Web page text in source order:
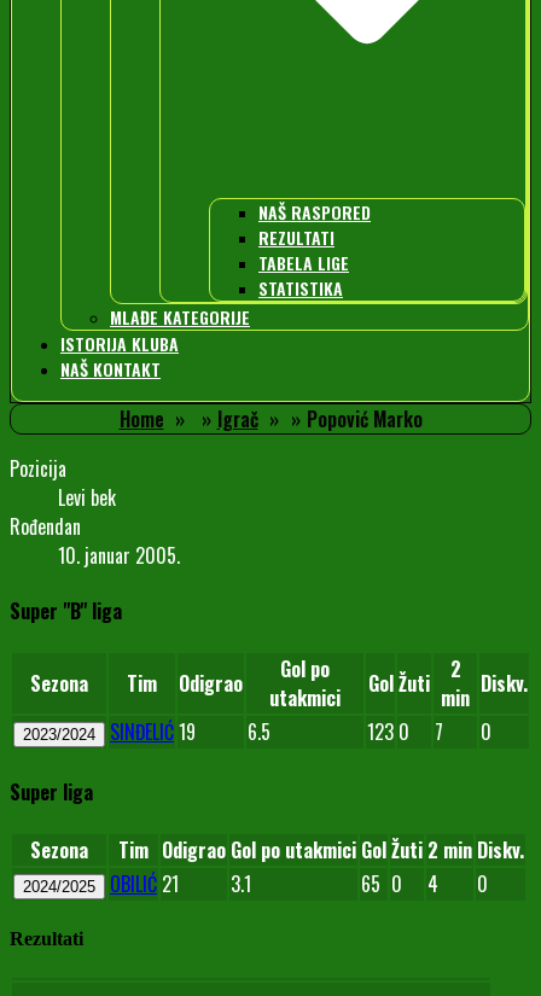
NAŠ RASPORED
REZULTATI
TABELA LIGE
STATISTIKA
MLAĐE KATEGORIJE
ISTORIJA KLUBA
NAŠ KONTAKT
Home Igrač
Popović Marko
Pozicija
Levi bek
Rođendan
10. januar 2005.
Super "B" liga
Sezona Tim Odigrao
Gol po
utakmici
GolŽuti
2
min Diskv.
2023/2024 SINĐELIĆ19 6.5 123 0 7 0
Super liga
Sezona Tim Odigrao Gol po utakmici GolŽuti 2 min Diskv.
2024/2025 OBILIĆ 21 3.1 65 0 4 0
Rezultati